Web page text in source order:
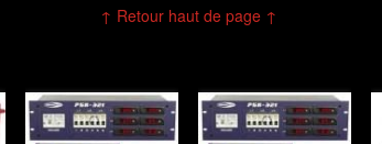
↑ Retour haut de page ↑